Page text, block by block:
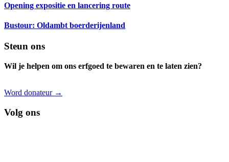
Opening expositie en lancering route
Bustour: Oldambt boerderijenland
Footer
Steun ons
Wil je helpen om ons erfgoed te bewaren en te laten zien?
Word donateur →
Volg ons